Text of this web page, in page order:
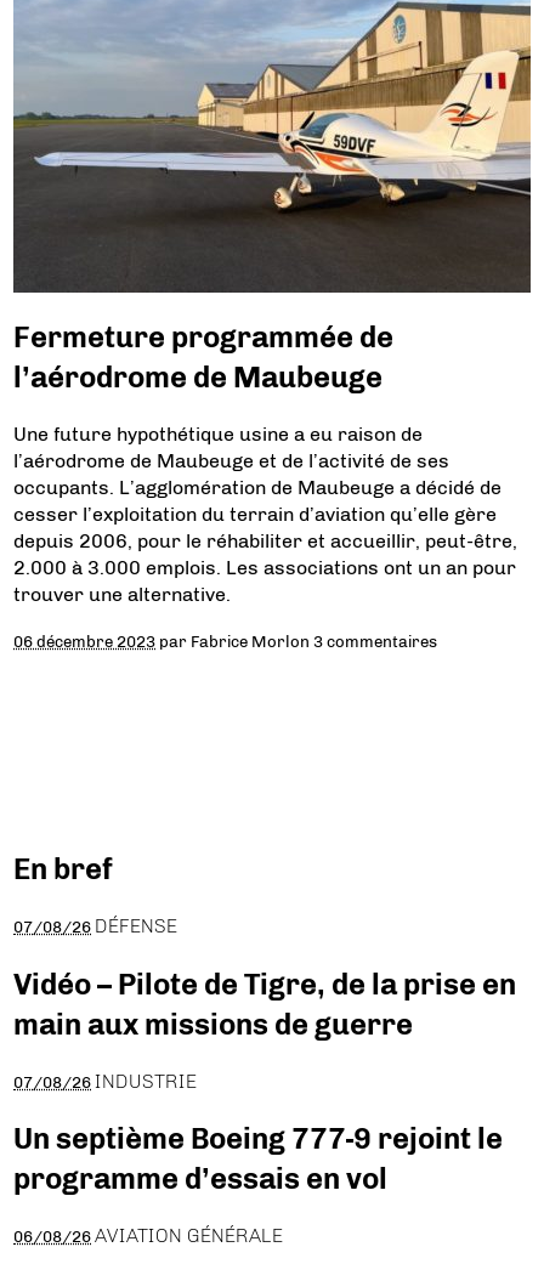
Fermeture programmée de
l’aérodrome de Maubeuge
Une future hypothétique usine a eu raison de
l’aérodrome de Maubeuge et de l’activité de ses
occupants. L’agglomération de Maubeuge a décidé de
cesser l’exploitation du terrain d’aviation qu’elle gère
depuis 2006, pour le réhabiliter et accueillir, peut-être,
2.000 à 3.000 emplois. Les associations ont un an pour
trouver une alternative.
06 décembre 2023 par Fabrice Morlon 3 commentaires
En bref
07/08/26 DÉFENSE
Vidéo – Pilote de Tigre, de la prise en
main aux missions de guerre
07/08/26 INDUSTRIE
Un septième Boeing 777-9 rejoint le
programme d’essais en vol
06/08/26 AVIATION GÉNÉRALE